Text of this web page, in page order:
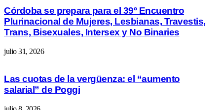
Córdoba se prepara para el 39º Encuentro
Plurinacional de Mujeres, Lesbianas, Travestis,
Trans, Bisexuales, Intersex y No Binaries
julio 31, 2026
Las cuotas de la vergüenza: el “aumento
salarial” de Poggi